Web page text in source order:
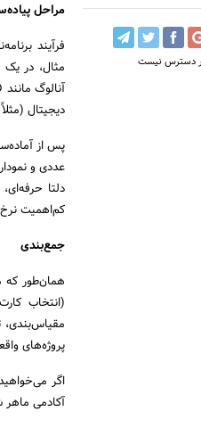
دسترس نیست
مراحل
دیجیتال (مثلاً ۰ تا ۴۰۰۰) را به یک واحد مهندسی معنادار (مثلاً ۰ تا ۵۰۰ سانتی‌متر) مقیاس‌بندی (Scaling) می‌کنید.
کم‌اهمیت نرخ کندتر (مثلاً ۲ ثانیه) تنظیم
جمع‌بندی
همان‌طور که
مقیاس‌بندی،
پروژه‌های
آکادمی